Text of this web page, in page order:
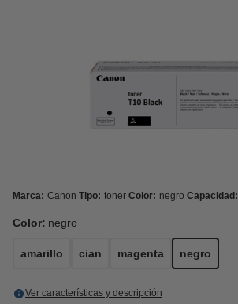
Marca: Canon Tipo: toner Color: negro Capacidad:
Color: negro
amarillo cian magenta negro
Ver características y descripción